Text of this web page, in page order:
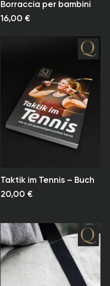
Borraccia per bambini
16,00 €
Taktik im Tennis – Buch
20,00 €